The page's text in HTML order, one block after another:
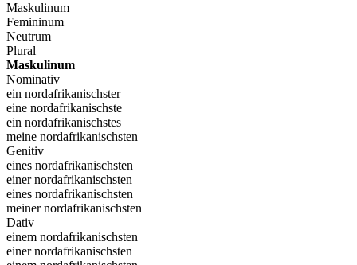
Maskulinum
Femininum
Neutrum
Plural
Maskulinum
Nominativ
ein nordafrikanischster
eine nordafrikanischste
ein nordafrikanischstes
meine nordafrikanischsten
Genitiv
eines nordafrikanischsten
einer nordafrikanischsten
eines nordafrikanischsten
meiner nordafrikanischsten
Dativ
einem nordafrikanischsten
einer nordafrikanischsten